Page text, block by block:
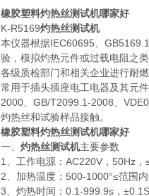
橡胶塑料灼热丝测试机哪家好
K-R5169灼热丝测试机
本仪器根据IEC60695、
验，模拟灼热元件或过载电阻之
各级质检部门和相关企业进行耐
常用于插头插座电工电器及其元
2000、GB/T2099.1-2008、
灼热丝和试验样品接触。
橡胶塑料灼热丝测试机哪家好
一、 灼热丝测试机主要参数
1、工作电源：AC220V，50Hz，
2、加热温度：500-1000°≤范围
3、灼热时间：0.1-999.9s，